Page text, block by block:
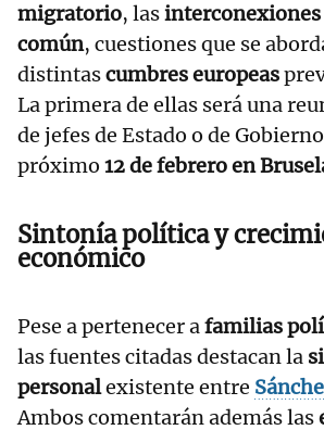
migratorio, lasinterconexiones
común, cuestiones que se
distintascumbres europeas
La primera de ellas será una
de jefes de Estado o de
próximo 12 de febrero en
Sintonía política y
económico
Pese a pertenecer afamilias
las fuentes citadas destacan la
personalexistente entre
Ambos comentarán además las